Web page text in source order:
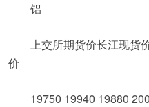
铝
上交所期货价长江现货
价
19750 19940 19880